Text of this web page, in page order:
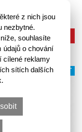
Do košíku
VÍCE VARIANT
z nich jsou
nezbytné.
souhlasíte
o chování
cílené reklamy
sítích dalších